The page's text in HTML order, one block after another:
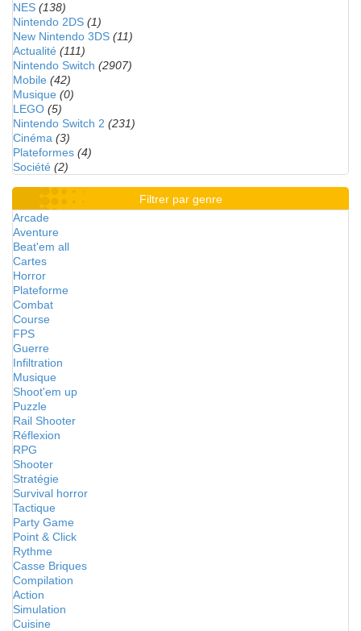
NES (138)
Nintendo 2DS (1)
New Nintendo 3DS (11)
Actualité (111)
Nintendo Switch (2907)
Mobile (42)
Musique (0)
LEGO (5)
Nintendo Switch 2 (231)
Cinéma (3)
Plateformes (4)
Société (2)
Filtrer par genre
Arcade
Aventure
Beat'em all
Cartes
Horror
Plateforme
Combat
Course
FPS
Guerre
Infiltration
Musique
Shoot'em up
Puzzle
Rail Shooter
Réflexion
RPG
Shooter
Stratégie
Survival horror
Tactique
Party Game
Point & Click
Rythme
Casse Briques
Compilation
Action
Simulation
Cuisine